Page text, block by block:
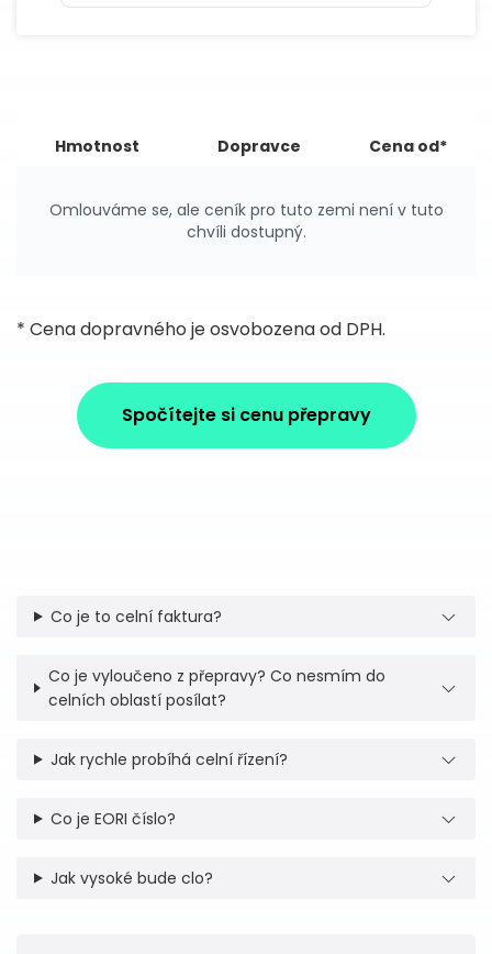
Hmotnost Dopravce Cena od*
Omlouváme se, ale ceník pro tuto zemi není v tuto
chvíli dostupný.
* Cena dopravného je osvobozena od DPH.
Spočítejte si cenu přepravy
Co je to celní faktura?
Co je vyloučeno z přepravy? Co nesmím do
celních oblastí posílat?
Jak rychle probíhá celní řízení?
Co je EORI číslo?
Jak vysoké bude clo?